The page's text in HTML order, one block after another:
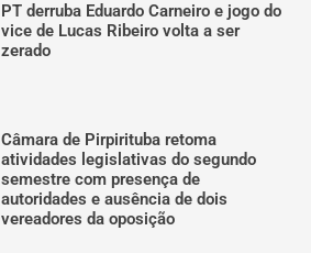
PT derruba Eduardo Carneiro e jogo do
vice de Lucas Ribeiro volta a ser
zerado
Câmara de Pirpirituba retoma
atividades legislativas do segundo
semestre com presença de
autoridades e ausência de dois
vereadores da oposição